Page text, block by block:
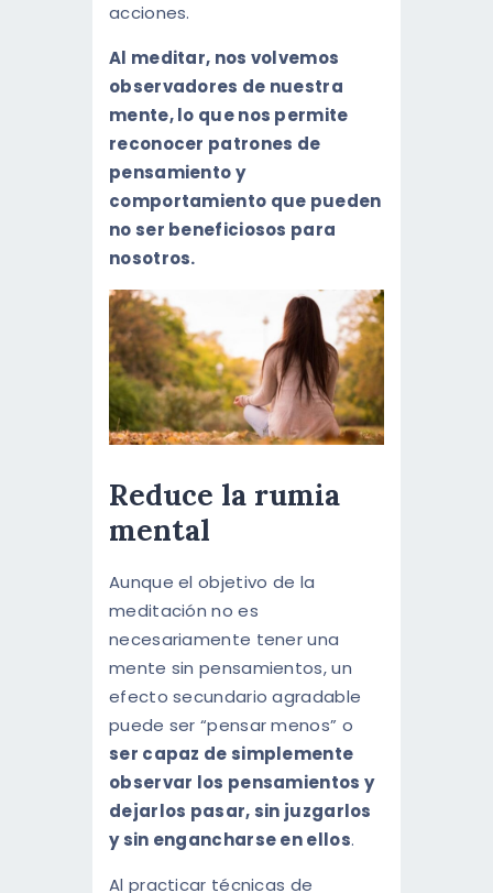
acciones.
Al meditar, nos volvemos
observadores de nuestra
mente, lo que nos permite
reconocer patrones de
pensamiento y
comportamiento que pueden
no ser beneficiosos para
nosotros.
Reduce la rumia
mental
Aunque el objetivo de la
meditación no es
necesariamente tener una
mente sin pensamientos, un
efecto secundario agradable
puede ser “pensar menos” o
ser capaz de simplemente
observar los pensamientos y
dejarlos pasar, sin juzgarlos
y sin engancharse en ellos.
Al practicar técnicas de